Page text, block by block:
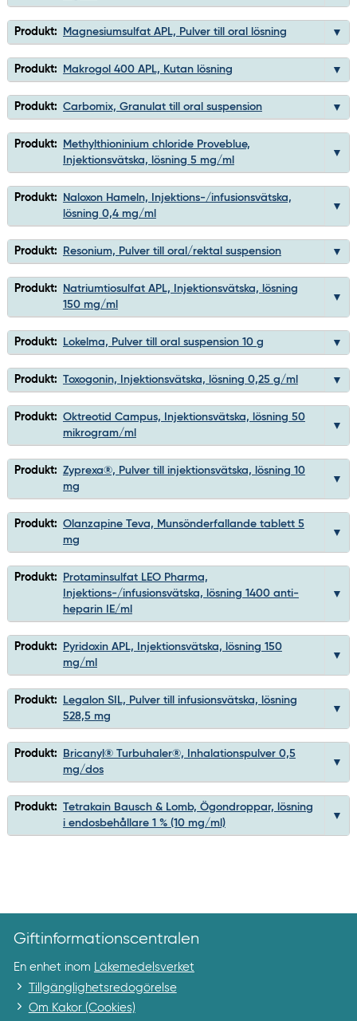
Produkt: Magnesiumsulfat APL, Pulver till oral lösning
Produkt: Makrogol 400 APL, Kutan lösning
Produkt: Carbomix, Granulat till oral suspension
Produkt:
Methylthioninium chloride Proveblue,
Injektionsvätska, lösning 5 mg/ml
Produkt:
Naloxon Hameln, Injektions-/infusionsvätska,
lösning 0,4 mg/ml
Produkt: Resonium, Pulver till oral/rektal suspension
Produkt:
Natriumtiosulfat APL, Injektionsvätska, lösning
150 mg/ml
Produkt: Lokelma, Pulver till oral suspension 10 g
Produkt: Toxogonin, Injektionsvätska, lösning 0,25 g/ml
Produkt: Oktreotid Campus, Injektionsvätska, lösning 50
mikrogram/ml
Produkt: Zyprexa®, Pulver till injektionsvätska, lösning 10
mg
Produkt: Olanzapine Teva, Munsönderfallande tablett 5
mg
Produkt:
Protaminsulfat LEO Pharma,
Injektions-/infusionsvätska, lösning 1400 anti-
heparin IE/ml
Produkt:
Pyridoxin APL, Injektionsvätska, lösning 150
mg/ml
Produkt:
Legalon SIL, Pulver till infusionsvätska, lösning
528,5 mg
Produkt:
Bricanyl® Turbuhaler®, Inhalationspulver 0,5
mg/dos
Produkt: Tetrakain Bausch & Lomb, Ögondroppar, lösning
i endosbehållare 1 % (10 mg/ml)
Giftinformationscentralen
En enhet inom Läkemedelsverket
Tillgänglighetsredogörelse
Om Kakor (Cookies)